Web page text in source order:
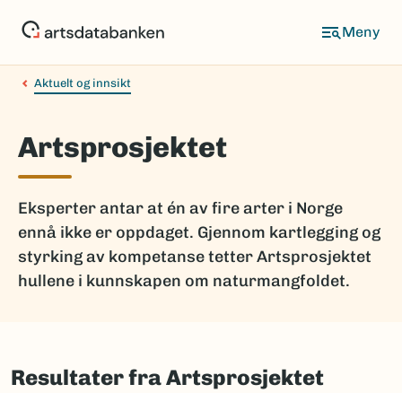
Aktuelt og innsikt
Artsprosjektet
Eksperter antar at én av fire arter i Norge
ennå ikke er oppdaget. Gjennom kartlegging og
styrking av kompetanse tetter Artsprosjektet
hullene i kunnskapen om naturmangfoldet.
Resultater fra Artsprosjektet